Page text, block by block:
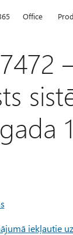
Office
iekļautie